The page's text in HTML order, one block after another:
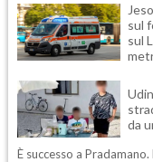
sul
sul
da
È successo a